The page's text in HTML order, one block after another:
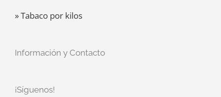
» Tabaco por kilos
Información y Contacto
¡Síguenos!